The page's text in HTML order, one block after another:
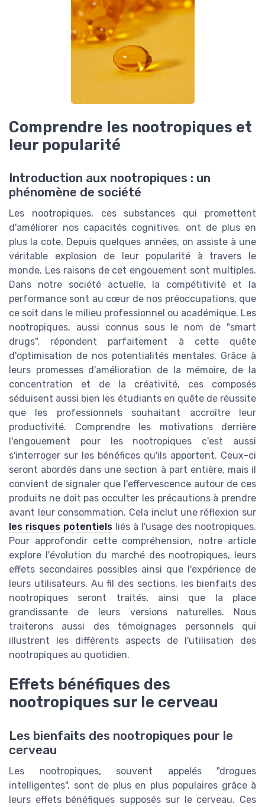
Comprendre les nootropiques et
leur popularité
Introduction aux nootropiques : un
phénomène de société
Les nootropiques, ces substances qui promettent
d'améliorer nos capacités cognitives, ont de plus en
plus la cote. Depuis quelques années, on assiste à une
véritable explosion de leur popularité à travers le
monde. Les raisons de cet engouement sont multiples.
Dans notre société actuelle, la compétitivité et la
performance sont au cœur de nos préoccupations, que
ce soit dans le milieu professionnel ou académique. Les
nootropiques, aussi connus sous le nom de "smart
drugs", répondent parfaitement à cette quête
d'optimisation de nos potentialités mentales. Grâce à
leurs promesses d'amélioration de la mémoire, de la
concentration et de la créativité, ces composés
séduisent aussi bien les étudiants en quête de réussite
que les professionnels souhaitant accroître leur
productivité. Comprendre les motivations derrière
l'engouement pour les nootropiques c'est aussi
s'interroger sur les bénéfices qu'ils apportent. Ceux-ci
seront abordés dans une section à part entière, mais il
convient de signaler que l'effervescence autour de ces
produits ne doit pas occulter les précautions à prendre
avant leur consommation. Cela inclut une réflexion sur
les risques potentiels liés à l'usage des nootropiques.
Pour approfondir cette compréhension, notre article
explore l'évolution du marché des nootropiques, leurs
effets secondaires possibles ainsi que l'expérience de
leurs utilisateurs. Au fil des sections, les bienfaits des
nootropiques seront traités, ainsi que la place
grandissante de leurs versions naturelles. Nous
traiterons aussi des témoignages personnels qui
illustrent les différents aspects de l'utilisation des
nootropiques au quotidien.
Effets bénéfiques des
nootropiques sur le cerveau
Les bienfaits des nootropiques pour le
cerveau
Les nootropiques, souvent appelés "drogues
intelligentes", sont de plus en plus populaires grâce à
leurs effets bénéfiques supposés sur le cerveau. Ces